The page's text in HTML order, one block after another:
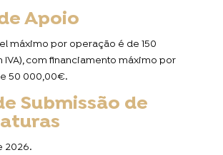
Apoio
máximo por operação é de 150
com financiamento máximo por
50 000,00€.
Submissão de
2026.